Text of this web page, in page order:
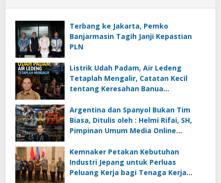
Terbang ke Jakarta, Pemko
Banjarmasin Tagih Janji Kepastian
PLN
Listrik Udah Padam, Air Ledeng
Tetaplah Mengalir, Catatan Kecil
tentang Keresahan Banua
Ancaman Lingkungan, Oleh : Helmi
Rifai, SH
Argentina dan Spanyol Bukan Tim
Biasa, Ditulis oleh : Helmi Rifai, SH,
Pimpinan Umum Media Online
Kemnaker Petakan Kebutuhan
Industri Jepang untuk Perluas
Peluang Kerja bagi Tenaga Kerja